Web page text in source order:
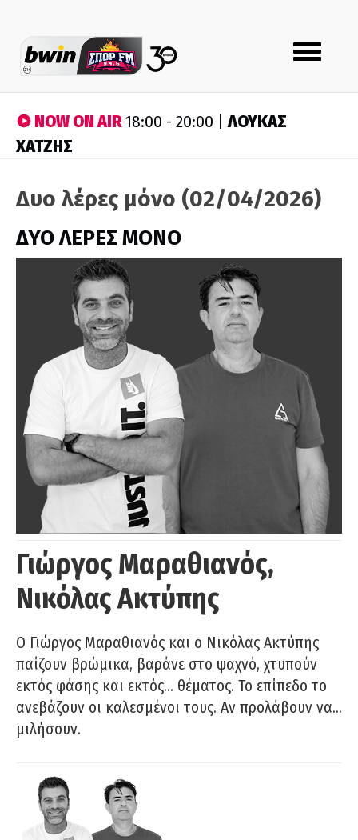
Toggle
navigation
NOW ON AIR18:00 - 20:00 |ΛΟΥΚΑΣ
ΧΑΤΖΗΣ
Δυο λέρες μόνο (02/04/2026)
ΔΥΟ ΛΕΡΕΣ ΜΟΝΟ
Γιώργος Μαραθιανός,
Νικόλας Ακτύπης
Ο Γιώργος Μαραθιανός και ο Νικόλας Ακτύπης
παίζουν βρώμικα, βαράνε στο ψαχνό, χτυπούν
εκτός φάσης και εκτός… θέματος. Το επίπεδο το
ανεβάζουν οι καλεσμένοι τους. Αν προλάβουν να…
μιλήσουν.